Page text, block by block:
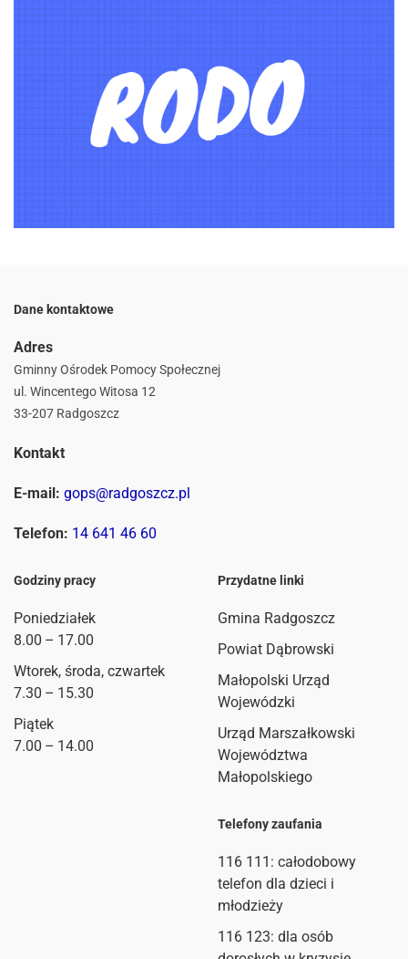
Dane kontaktowe
Adres
Gminny Ośrodek Pomocy Społecznej
ul. Wincentego Witosa 12
33-207 Radgoszcz
Kontakt
E-mail: gops@radgoszcz.pl
Telefon: 14 641 46 60
Godziny pracy
Poniedziałek
8.00 – 17.00
Wtorek, środa, czwartek
7.30 – 15.30
Piątek
7.00 – 14.00
Przydatne linki
Gmina Radgoszcz
Powiat Dąbrowski
Małopolski Urząd
Wojewódzki
Urząd Marszałkowski
Województwa
Małopolskiego
Telefony zaufania
116 111 : całodobowy
telefon dla dzieci i
młodzieży
116 123: dla osób